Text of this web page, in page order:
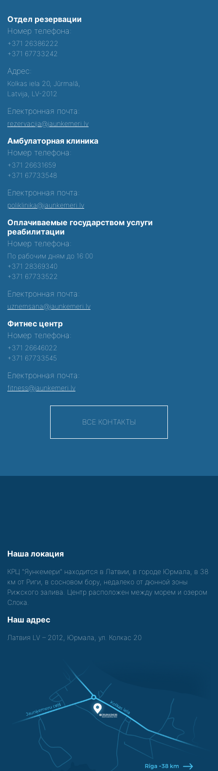
Отдел резервации
Номер телефона:
+371 26386222
+371 67733242
Адрес:
Kolkas iela 20, Jūrmalā,
Latvija, LV-2012
Електронная почта:
rezervacija@jaunkemeri.lv
Амбулаторная клиника
Номер телефона:
+371 26631659
+371 67733548
Електронная почта:
poliklinika@jaunkemeri.lv
Оплачиваемые государством услуги
реабилитации
Номер телефона:
По рабочим дням до 16:00
+371 28369340
+371 67733522
Електронная почта:
uznemsana@jaunkemeri.lv
Фитнес центр
Номер телефона:
+371 26646022
+371 67733545
Електронная почта:
fitness@jaunkemeri.lv
ВСЕ КОНТАКТЫ
Наша локация
КРЦ "Яункемери" находится в Латвии, в городе Юрмала, в 38
км от Риги, в сосновом бору, недалеко от дюнной зоны
Рижского залива. Центр расположен между морем и озером
Слока.
Наш адрес
Латвия LV – 2012, Юрмала, ул. Колкас 20